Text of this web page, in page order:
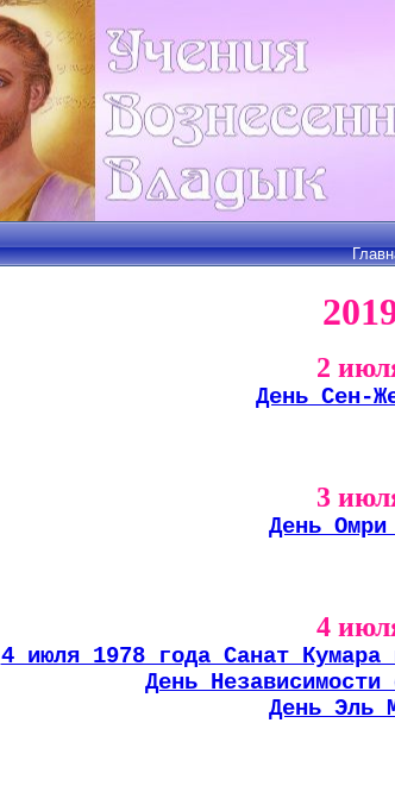
2
День Сен-
3
День Омри
4
4 июля 1978 года Санат Кумара
День
День Эль